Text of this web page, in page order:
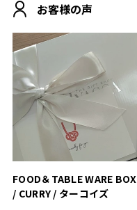
おうちカフェもお洒落にな
って嬉しい𖠚 ⡱
.
#hyacca #結婚祝い
お客様の声
FOOD＆TABLE WARE BOX
/ CURRY / ターコイズ